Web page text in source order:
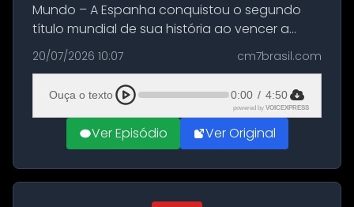
Mundo – A Espanha conquistou o segundo
título mundial de sua história ao vencer a
Argentina por 1 a 0, neste domingo (19), na
decisão da Copa do Mundo de 2026. Depois
de um duelo sem gols durante o te...
20/07/2026 10:07 cm7brasil.com
Ouça o texto 0:00 / 4:50
powered by VOICEXPRESS
Ver Episódio Ver Original